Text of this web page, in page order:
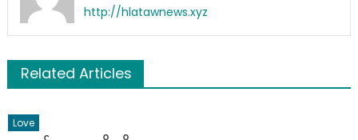
http://hlatawnews.xyz
Related Articles
Love